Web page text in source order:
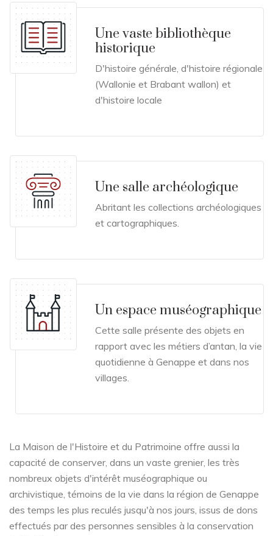
Une vaste bibliothèque
historique
D'histoire générale, d'histoire régionale
(Wallonie et Brabant wallon) et
d'histoire locale
Une salle archéologique
Abritant les collections archéologiques
et cartographiques.
Un espace muséographique
Cette salle présente des objets en
rapport avec les métiers d’antan, la vie
quotidienne à Genappe et dans nos
villages.
La Maison de l'Histoire et du Patrimoine offre aussi la
capacité de conserver, dans un vaste grenier, les très
nombreux objets d'intérêt muséographique ou
archivistique, témoins de la vie dans la région de Genappe
des temps les plus reculés jusqu'à nos jours, issus de dons
effectués par des personnes sensibles à la conservation